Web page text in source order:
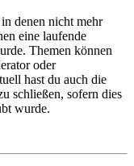
denen nicht mehr
eine laufende
Themen können
oder
hast du auch die
schließen, sofern dies
wurde.